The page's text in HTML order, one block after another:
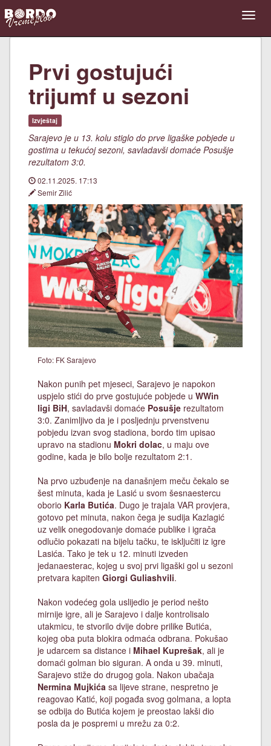
Prvi gostujući
trijumf u sezoni
Izvještaj
Sarajevo je u 13. kolu stiglo do prve ligaške pobjede u
gostima u tekućoj sezoni, savladavši domaće Posušje
rezultatom 3:0.
02.11.2025. 17:13
Semir Zilić
Foto: FK Sarajevo
Nakon punih pet mjeseci, Sarajevo je napokon
uspjelo stići do prve gostujuće pobjede u WWin
ligi BiH, savladavši domaće Posušje rezultatom
3:0. Zanimljivo da je i posljednju prvenstvenu
pobjedu izvan svog stadiona, bordo tim upisao
upravo na stadionu Mokri dolac, u maju ove
godine, kada je bilo bolje rezultatom 2:1.
Na prvo uzbuđenje na današnjem meču čekalo se
šest minuta, kada je Lasić u svom šesnaestercu
oborio Karla Butića. Dugo je trajala VAR provjera,
gotovo pet minuta, nakon čega je sudija Kazlagić
uz velik onegodovanje domaće publike i igrača
odlučio pokazati na bijelu tačku, te isključiti iz igre
Lasića. Tako je tek u 12. minuti izveden
jedanaesterac, kojeg u svoj prvi ligaški gol u sezoni
pretvara kapiten Giorgi Guliashvili.
Nakon vodećeg gola uslijedio je period nešto
mirnije igre, ali je Sarajevo i dalje kontrolisalo
utakmicu, te stvorilo dvije dobre prilike Butića,
kojeg oba puta blokira odmaća odbrana. Pokušao
je udarcem sa distance i Mihael Kuprešak, ali je
domaći golman bio siguran. A onda u 39. minuti,
Sarajevo stiže do drugog gola. Nakon ubačaja
Nermina Mujkića sa lijeve strane, nespretno je
reagovao Katić, koji pogađa svog golmana, a lopta
se odbija do Butića kojem je preostao lakši dio
posla da je pospremi u mrežu za 0:2.